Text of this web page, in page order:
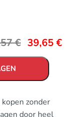
€ 39,65€
zonder
door heel